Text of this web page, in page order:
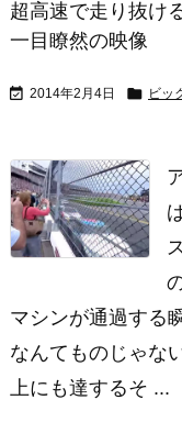
超高速で走り抜け
一目瞭然の映像
 2014年2月4日  ビッ
マシンが通過する
なんてものじゃな
上にも達するそ ...